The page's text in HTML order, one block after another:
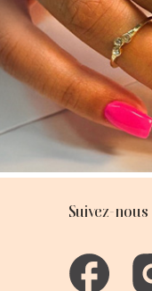
Suivez-